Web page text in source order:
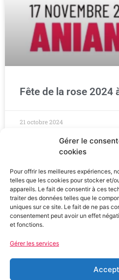
Gérer le
cookies
Pour offrir les meilleures expériences,
telles que les cookies pour stocker et/
appareils. Le fait de consentir à ces
traiter des données telles que le
uniques sur ce site. Le fait de ne pas
consentement peut avoir un effet
et fonctions.
Gérer les services
Fête de la rose 2024
21 octobre 2024